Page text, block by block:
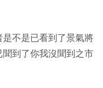
不是已看到了景氣將
到了你我沒聞到之市